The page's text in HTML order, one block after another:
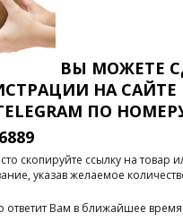
ВЫ МОЖЕТЕ
НА САЙТЕ
ПО
скопируйте ссылку на товар
указав желаемое
ответит Вам в ближайшее